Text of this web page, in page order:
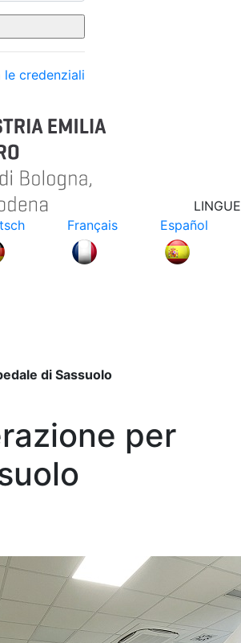
le credenziali
LINGUE
Français Español
di Sassuolo
per